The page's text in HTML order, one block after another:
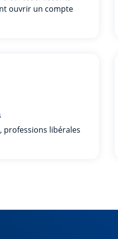
ouvrir un compte
professions libérales